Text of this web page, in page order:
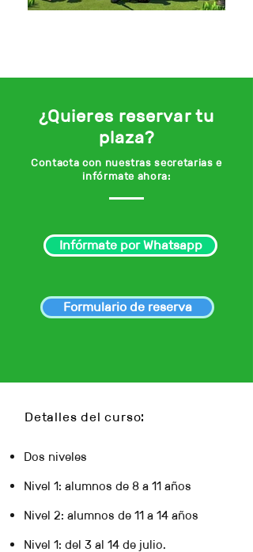
¿Quieres reservar tu
plaza?
Contacta con nuestras secretarias e
infórmate ahora:
Infórmate por Whatsapp
Formulario de reserva
Detalles del curso:
Dos niveles
Nivel 1: alumnos de 8 a 11 años
Nivel 2: alumnos de 11 a 14 años
Nivel 1: del 3 al 14 de julio.